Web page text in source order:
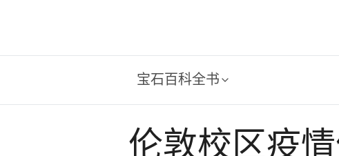
宝石百科全书
伦敦校区疫